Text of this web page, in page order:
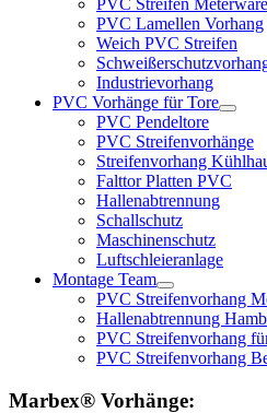
PVC Streifen Meterware
PVC Lamellen Vorhang
Weich PVC Streifen
Industrievorhang
PVC Vorhänge für Tore
PVC Pendeltore
PVC Streifenvorhänge
Streifenvorhang
Falttor Platten PVC
Hallenabtrennung
Schallschutz
Maschinenschutz
Luftschleieranlage
Montage Team
PVC Streifenvorhang
Hallenabtrennung
PVC Streifenvorhang
PVC Streifenvorhang
Marbex® Vorhänge: